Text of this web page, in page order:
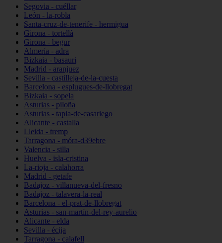
Segovia - cuéllar
León - la-robla
Santa-cruz-de-tenerife - hermigua
Girona - tortellà
Girona - begur
Almería - adra
Bizkaia - basauri
Madrid - aranjuez
Sevilla - castilleja-de-la-cuesta
Barcelona - esplugues-de-llobregat
Bizkaia - sopela
Asturias - piloña
Asturias - tapia-de-casariego
Alicante - castalla
Lleida - tremp
Tarragona - móra-d39ebre
Valencia - silla
Huelva - isla-cristina
La-rioja - calahorra
Madrid - getafe
Badajoz - villanueva-del-fresno
Badajoz - talavera-la-real
Barcelona - el-prat-de-llobregat
Asturias - san-martín-del-rey-aurelio
Alicante - elda
Sevilla - écija
Tarragona - calafell